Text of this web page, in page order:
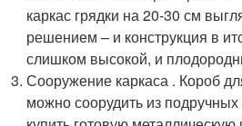
каркас грядки на 20-30 см
решением – и конструкция в
слишком высокой, и
Сооружение каркаса . Короб
можно соорудить из